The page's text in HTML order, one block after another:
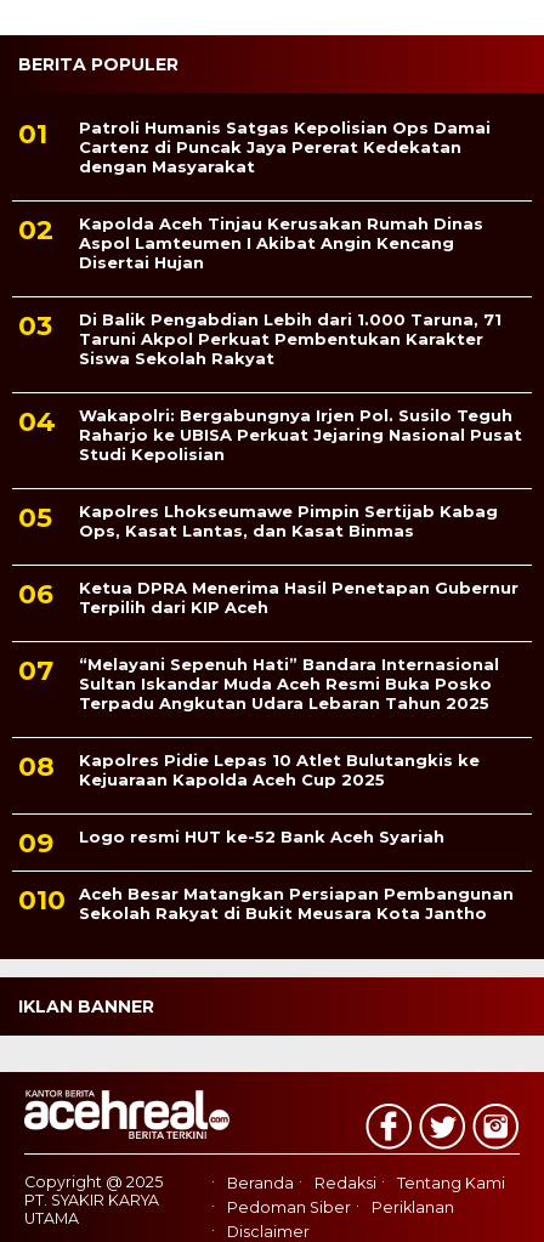
BERITA POPULER
Patroli Humanis Satgas Kepolisian Ops Damai
Cartenz di Puncak Jaya Pererat Kedekatan
dengan Masyarakat
Kapolda Aceh Tinjau Kerusakan Rumah Dinas
Aspol Lamteumen I Akibat Angin Kencang
Disertai Hujan
Di Balik Pengabdian Lebih dari 1.000 Taruna, 71
Taruni Akpol Perkuat Pembentukan Karakter
Siswa Sekolah Rakyat
Wakapolri: Bergabungnya Irjen Pol. Susilo Teguh
Raharjo ke UBISA Perkuat Jejaring Nasional Pusat
Studi Kepolisian
Kapolres Lhokseumawe Pimpin Sertijab Kabag
Ops, Kasat Lantas, dan Kasat Binmas
Ketua DPRA Menerima Hasil Penetapan Gubernur
Terpilih dari KIP Aceh
“Melayani Sepenuh Hati” Bandara Internasional
Sultan Iskandar Muda Aceh Resmi Buka Posko
Terpadu Angkutan Udara Lebaran Tahun 2025
Kapolres Pidie Lepas 10 Atlet Bulutangkis ke
Kejuaraan Kapolda Aceh Cup 2025
Logo resmi HUT ke-52 Bank Aceh Syariah
Aceh Besar Matangkan Persiapan Pembangunan
Sekolah Rakyat di Bukit Meusara Kota Jantho
IKLAN BANNER
Copyright @ 2025
PT. SYAKIR KARYA
UTAMA
Beranda Redaksi
Tentang Kami
Pedoman Siber
Periklanan
Disclaimer